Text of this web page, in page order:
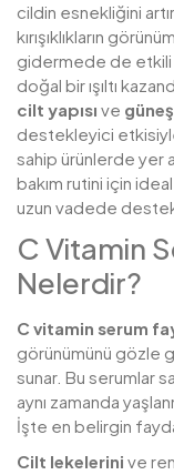
cildin esnekliğini
kırışıklıkların
gidermede de etkili
doğal bir ışıltı
cilt yapısı ve
destekleyici
sahip ürünlerde yer
bakım rutini için
uzun vadede
C Vitamin
Nelerdir?
C vitamin serum
görünümünü gözle
sunar. Bu serumlar
aynı zamanda
İşte en belirgin
Cilt lekelerini ve